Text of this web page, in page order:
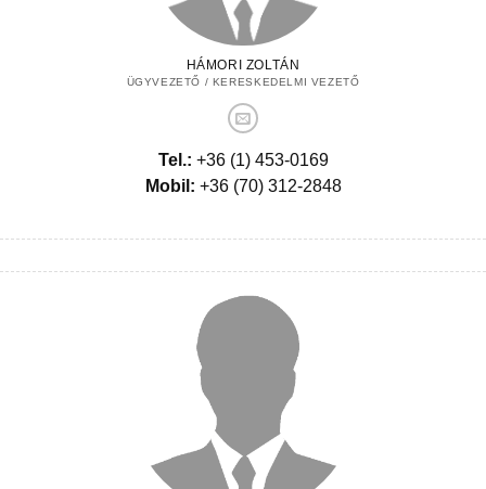
HÁMORI ZOLTÁN
ÜGYVEZETŐ / KERESKEDELMI VEZETŐ
Tel.: +36 (1) 453-0169
Mobil: +36 (70) 312-2848